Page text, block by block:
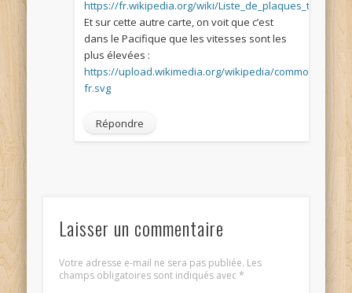
https://fr.wikipedia.org/wiki/
Et sur cette autre carte, on voit que c’est
dans le Pacifique que les vitesses sont les
plus élevées :
https://upload.wikimedia.org/wikipedia/commons/a/
fr.svg
Répondre
Laisser un commentaire
Votre adresse e-mail ne sera pas publiée. Les
champs obligatoires sont indiqués avec*